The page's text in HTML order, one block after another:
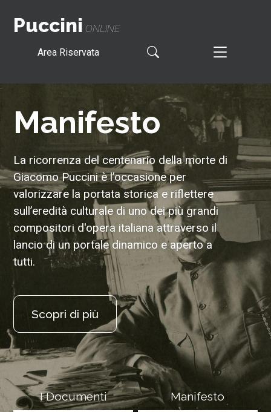
Puccini ONLINE
Area Riservata
Manifesto
La ricorrenza del centenario della morte di
Giacomo Puccini è l’occasione per
valorizzare la portata storica e riflettere
sull’eredità culturale di uno dei più grandi
compositori d'opera italiana attraverso il
lancio di un portale dinamico e aperto a
tutti.
Scopri di più
I Documenti Manifesto